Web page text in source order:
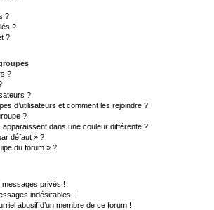
?
?
?
?
?
d’utilisateurs et comment les rejoindre ?
?
dans une couleur différente ?
défaut » ?
du forum » ?
privés !
indésirables !
abusif d’un membre de ce forum !